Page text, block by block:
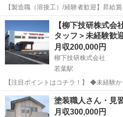
【製造職（溶接工）/経験者歓迎】昇給
各種手当/充実した研修体制/ワークライフバラン
トはコチラ！】 〇2024年開設の新工場
生かしません...
埼玉 比企郡 若葉駅 その他
【柳下技研株式会
タッフ＞未経験歓
月収200,000円
柳下技研株式会社
若葉駅
【注目ポイントはコチラ！】 ◆未経験か
務！ ◆工具の交換や簡単な操作から少
の完全週休2日制でプライベート充実 ◆
場無料あり） ◆退...
埼玉 比企郡 若葉駅 その他
塗装職人さん・見
月収300,000円